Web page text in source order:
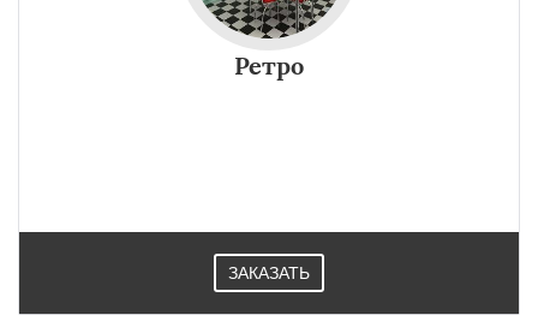
Ретро
ЗАКАЗАТЬ